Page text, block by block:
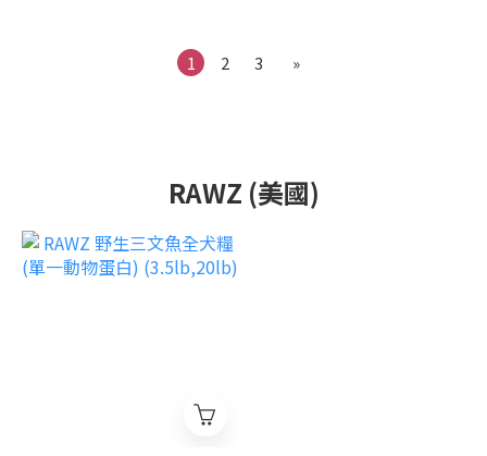
1 2 3 »
RAWZ (美國)